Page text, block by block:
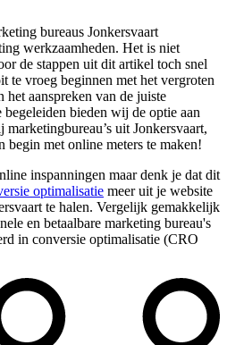
bureaus Jonkersvaart
werkzaamheden. Het is niet
de stappen uit dit artikel toch snel
te vroeg beginnen met het vergroten
aanspreken van de juiste
bieden wij de optie aan
uit Jonkersvaart,
begin met online meters te maken!
inspanningen maar denk je dat dit
optimalisatie meer uit je website
te halen. Vergelijk gemakkelijk
en betaalbare marketing bureau's
in conversie optimalisatie (CRO